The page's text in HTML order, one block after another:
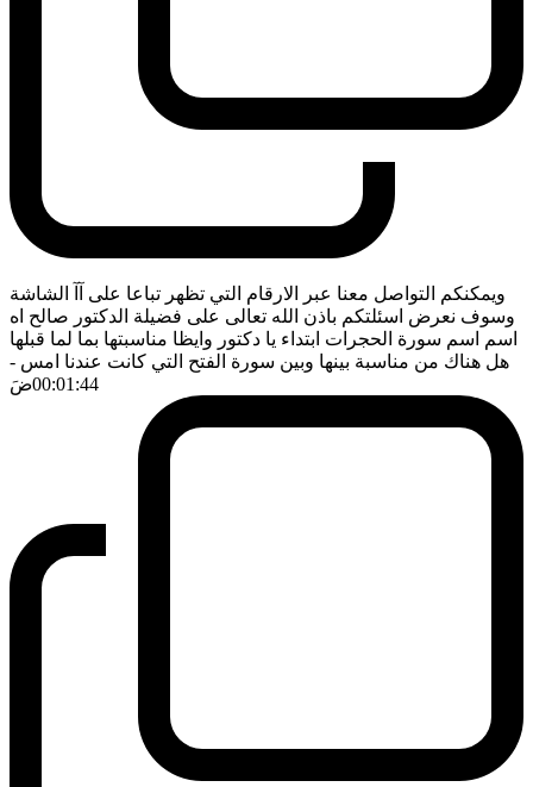
ويمكنكم التواصل معنا عبر الارقام التي تظهر تباعا على آآ الشاشة
وسوف نعرض اسئلتكم باذن الله تعالى على فضيلة الدكتور صالح اه
اسم اسم سورة الحجرات ابتداء يا دكتور وايظا مناسبتها بما لما قبلها
هل هناك من مناسبة بينها وبين سورة الفتح التي كانت عندنا امس -
00:01:44ضَ